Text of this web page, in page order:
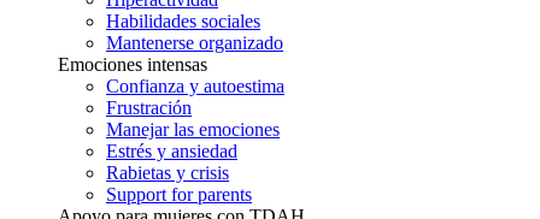
Habilidades sociales
Mantenerse organizado
Emociones intensas
Confianza y autoestima
Frustración
Manejar las emociones
Estrés y ansiedad
Rabietas y crisis
Support for parents